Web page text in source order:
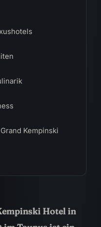
Kempinski
Hotel in